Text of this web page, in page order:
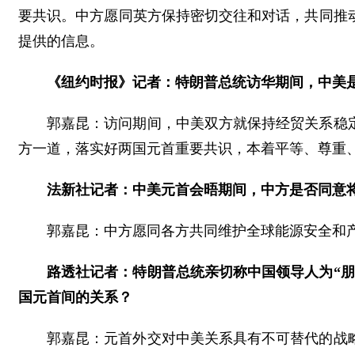
要共识。中方愿同英方保持密切交往和对话，共同
提供的信息。
《纽约时报》记者：特朗普总统访华期间，中
郭嘉昆：访问期间，中美双方就保持经贸关系
方一道，落实好两国元首重要共识，本着平等、尊
法新社记者：中美元首会晤期间，中方是否同意
郭嘉昆：中方愿同各方共同维护全球能源安全
路透社记者：特朗普总统亲切称中国领导人为“
国元首间的关系？
郭嘉昆：元首外交对中美关系具有不可替代的